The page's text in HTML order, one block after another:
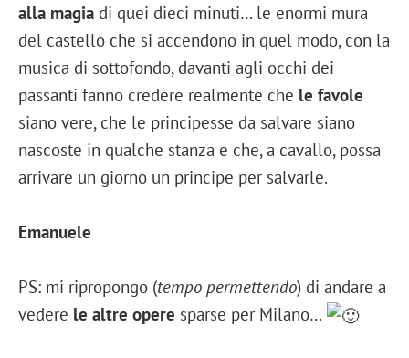
alla magia di quei dieci minuti… le enormi mura
del castello che si accendono in quel modo, con la
musica di sottofondo, davanti agli occhi dei
passanti fanno credere realmente che le favole
siano vere, che le principesse da salvare siano
nascoste in qualche stanza e che, a cavallo, possa
arrivare un giorno un principe per salvarle.
Emanuele
PS: mi ripropongo (tempo permettendo) di andare a
vedere le altre opere sparse per Milano…